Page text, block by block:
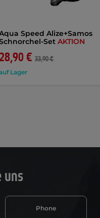
Speed Alize+Samos
Set AKTION
€ 33,90 €
Lager
uns
Phone